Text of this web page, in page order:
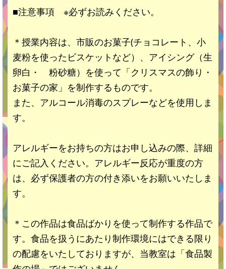
■注意事項 ※必ずお読みください。
＊授業内容は、市販のお菓子(チョコレート、小
麦粉を使ったビスケットなど）、アイシング（生
卵白・ 粉砂糖）を使って「クリスマスの飾り・
お菓子の家」を制作するものです。
また、アルコール消毒のスプレーなどを使用しま
す。
アレルギーをお持ちの方はお申し込みの際、詳細
にご記入ください。アレルギー反応が重度の方
は、必ず保護者の方の付き添いをお願いいたしま
す。
＊この作品は食品ばかりを使って制作する作品で
す。食品を扱うにあたり制作環境にはできる限り
の配慮をいたしておりますが、当教室は「食品製